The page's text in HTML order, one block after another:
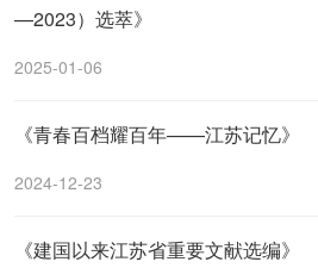
—2023）选萃》
2025-01-06
《青春百档耀百年——江苏记忆》
2024-12-23
《建国以来江苏省重要文献选编》